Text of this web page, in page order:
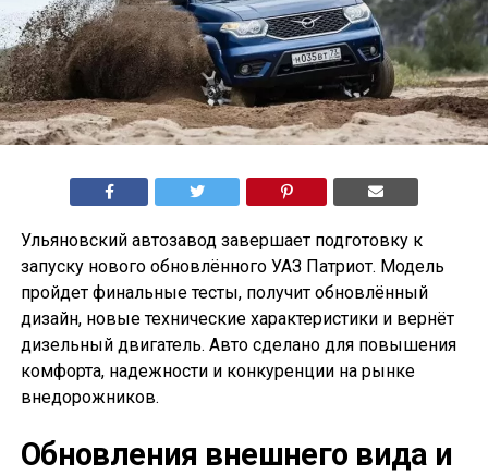
Ульяновский автозавод завершает подготовку к
запуску нового обновлённого УАЗ Патриот. Модель
пройдет финальные тесты, получит обновлённый
дизайн, новые технические характеристики и вернёт
дизельный двигатель. Авто сделано для повышения
комфорта, надежности и конкуренции на рынке
внедорожников.
Обновления внешнего вида и